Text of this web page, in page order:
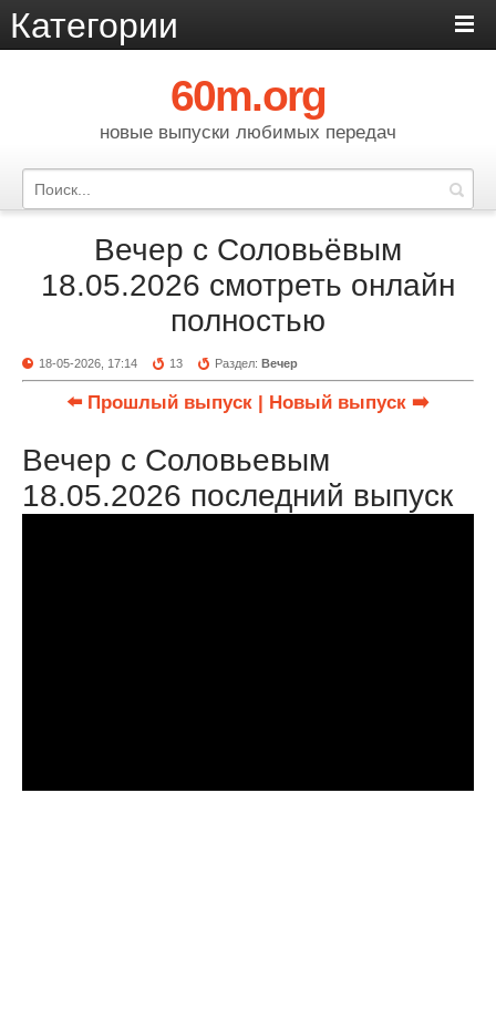
Категории
60m.org
новые выпуски любимых передач
Вечер с Соловьёвым
18.05.2026 смотреть онлайн
полностью
18-05-2026, 17:14 13 Раздел:Вечер
⬅️ Прошлый выпуск | Новый выпуск ➡️
Вечер с Соловьевым
18.05.2026 последний выпуск